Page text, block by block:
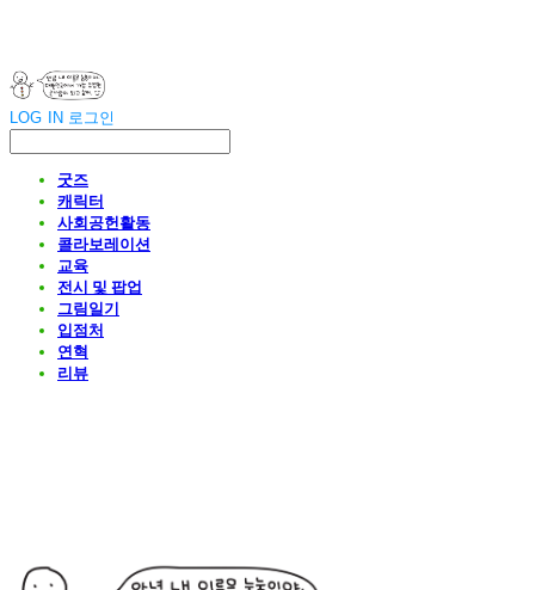
LOG IN 로그인
굿즈
캐릭터
사회공헌활동
콜라보레이션
교육
전시 및 팝업
그림일기
입점처
연혁
리뷰